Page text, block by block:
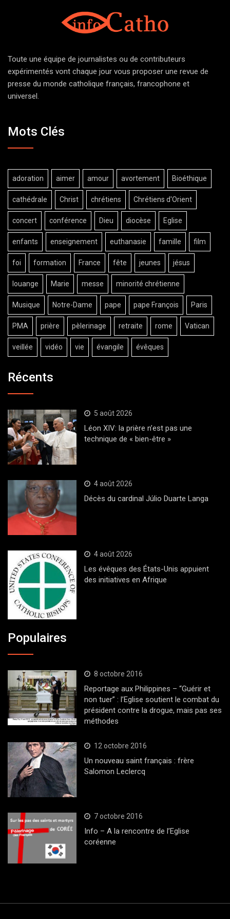
Toute une équipe de journalistes ou de contributeurs
expérimentés vont chaque jour vous proposer une revue de
presse du monde catholique français, francophone et
universel.
Mots Clés
adoration aimer amour avortement Bioéthique
cathédrale Christ chrétiens Chrétiens d'Orient
concert conférence Dieu diocèse Eglise
enfants enseignement euthanasie famille film
foi formation France fête jeunes jésus
louange Marie messe minorité chrétienne
Musique Notre-Dame pape pape François Paris
PMA prière pèlerinage retraite rome Vatican
veillée vidéo vie évangile évêques
Récents
5 août 2026
Léon XIV: la prière n’est pas une
technique de « bien-être »
4 août 2026
Décès du cardinal Júlio Duarte Langa
4 août 2026
Les évêques des États-Unis appuient
des initiatives en Afrique
Populaires
8 octobre 2016
Reportage aux Philippines – “Guérir et
non tuer” : l’Eglise soutient le combat du
président contre la drogue, mais pas ses
méthodes
12 octobre 2016
Un nouveau saint français : frère
Salomon Leclercq
7 octobre 2016
Info – A la rencontre de l’Eglise
coréenne